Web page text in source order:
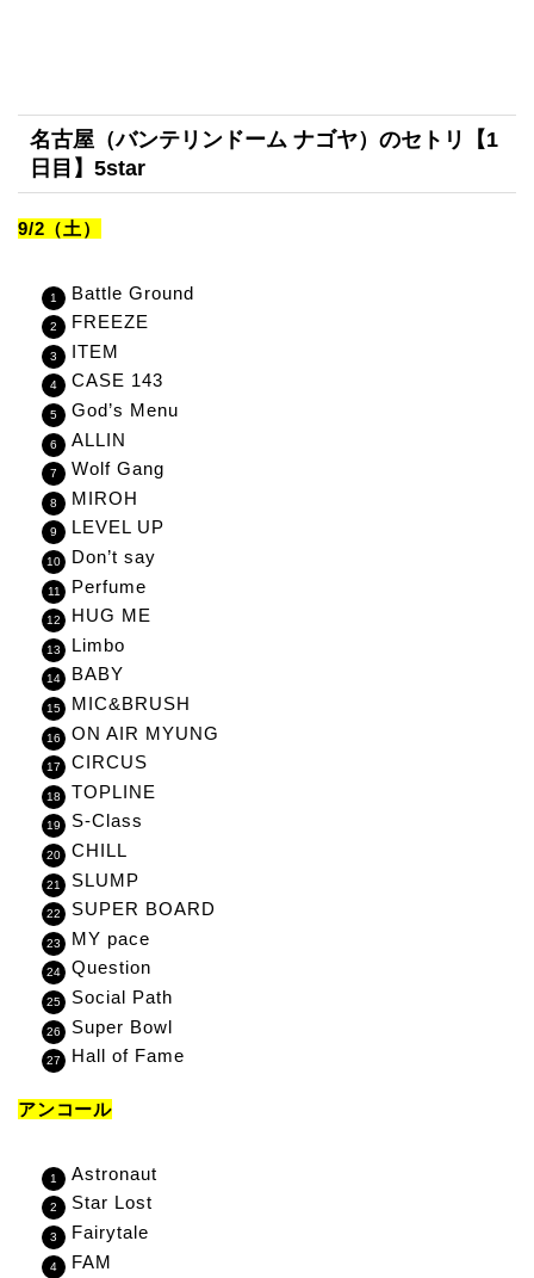
名古屋（バンテリンドーム ナゴヤ）のセトリ【1
日目】5star
9/2（土）
Battle Ground
FREEZE
ITEM
CASE 143
God’s Menu
ALLIN
Wolf Gang
MIROH
LEVEL UP
Don’t say
Perfume
HUG ME
Limbo
BABY
MIC&BRUSH
ON AIR MYUNG
CIRCUS
TOPLINE
S-Class
CHILL
SLUMP
SUPER BOARD
MY pace
Question
Social Path
Super Bowl
Hall of Fame
アンコール
Astronaut
Star Lost
Fairytale
FAM